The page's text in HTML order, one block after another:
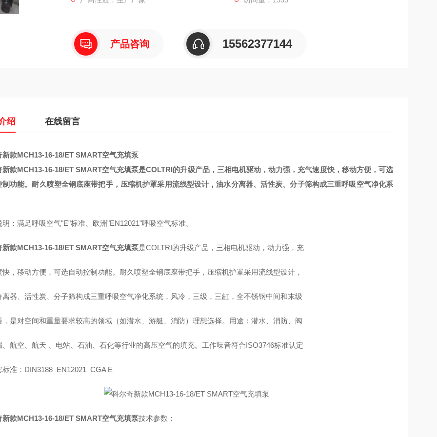
产品咨询 15562377144
绍 在线留言
新款MCH13-16-18/ET SMART空气充填泵
新款MCH13-16-18/ET SMART空气充填泵是COLTRI的升级产品，三相电机驱动，动力强，充气速度快，移动方便，可选
制功能。耐久喷塑全钢底座带把手，压缩机护罩采用流线型设计，油水分离器、活性炭、分子筛构成三重呼吸空气净化系
：满足呼吸空气"E"标准、欧洲"EN12021"呼吸空气标准。
新款MCH13-16-18/ET SMART空气充填泵是COLTRI的升级产品，三相电机驱动，动力强，充
快，移动方便，可选自动控制功能。耐久喷塑全钢底座带把手，压缩机护罩采用流线型设计，
离器、活性炭、分子筛构成三重呼吸空气净化系统，风冷，三级，三缸，全不锈钢中间和末级
，是对空间和重量要求较高的领域（如潜水、游艇、消防）理想选择。用途：潜水、消防、阀
、航空、航天 、电站、石油、石化等行业的高压空气的填充。工作噪音符合ISO3746标准认定
标准：DIN3188 EN12021 CGA E
新款MCH13-16-18/ET SMART空气充填泵技术参数：